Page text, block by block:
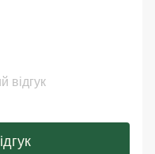
відгук